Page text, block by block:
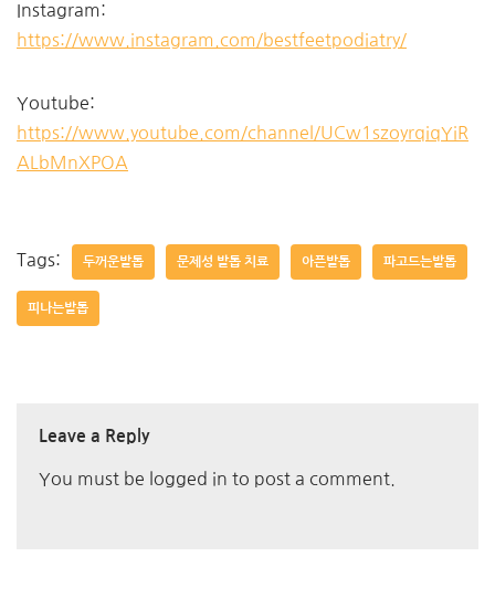
Instagram:
https://www.instagram.com/bestfeetpodiatry/
Youtube:
https://www.youtube.com/channel/UCw1szoyrqiqYiR
ALbMnXPOA
Tags: 두꺼운발톱 문제성 발톱 치료 아픈발톱 파고드는발톱
피나는발톱
Leave a Reply
You must be logged in to post a comment.